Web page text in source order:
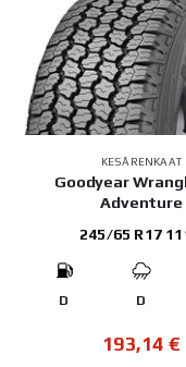
KESÄRENKAAT
Goodyear
Adventure
245/65 R17
D D
193,14 €